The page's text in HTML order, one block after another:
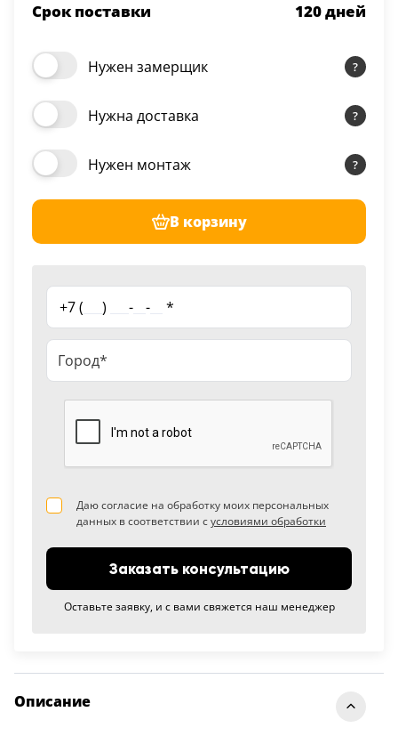
Срок поставки 120дней
Нужен замерщик
Нужна доставка
Нужен монтаж
В корзину
+7 ( ) - - *
Даю согласие на обработку моих персональных
данных в соответствии сусловиями обработки
Заказать консультацию
Оставьте заявку, и с вами свяжется наш менеджер
Описание